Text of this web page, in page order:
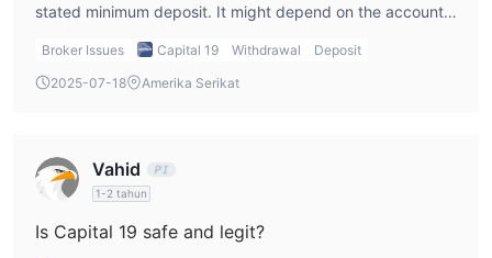
profesional ke akun mereka tanpa operasi manual. Ini cocok
untuk investor yang lebih suka mengikuti strategi yang telah
stated minimum deposit. It might depend on the account
type and market you trade. I usually confirm this with
Broker Issues Capital 19 Withdrawal
Deposit
2025-07-18
Amerika Serikat
Vahid
1-2 tahun
Is Capital 19 safe and legit?